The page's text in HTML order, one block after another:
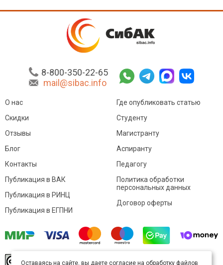
8-800-350-22-65
mail@sibac.info
О нас
Скидки
Отзывы
Блог
Контакты
Где опубликовать статью
Студенту
Магистранту
Аспиранту
Педагогу
Публикация в ВАК
Публикация в РИНЦ
Публикация в ЕГПНИ
Политика обработки
персональных данных
Договор оферты
Оставаясь на сайте, вы даете согласие на обработку файлов